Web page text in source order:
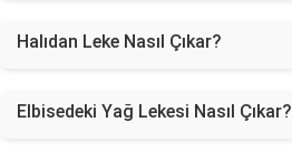
Halıdan Leke Nasıl Çıkar?
Elbisedeki Yağ Lekesi Nasıl Çıkar?